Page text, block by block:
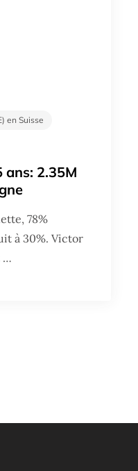
en Suisse
ans: 2.35M
78%
à 30%. Victor
…